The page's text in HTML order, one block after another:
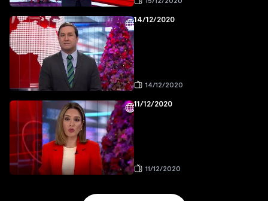
15/12/2020
14/12/2020
14/12/2020
11/12/2020
11/12/2020